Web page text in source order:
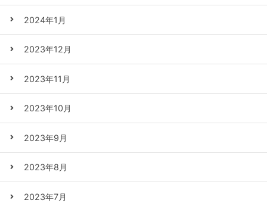
2024年1月
2023年12月
2023年11月
2023年10月
2023年9月
2023年8月
2023年7月